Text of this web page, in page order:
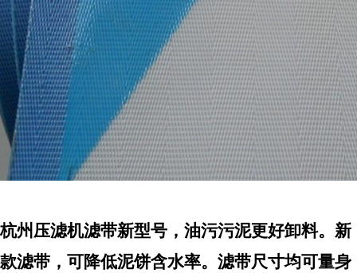
杭州压滤机滤带新型号，油污污泥更好卸料。新
款滤带，可降低泥饼含水率。滤带尺寸均可量身